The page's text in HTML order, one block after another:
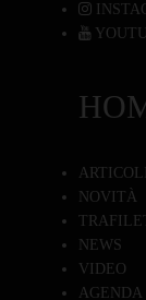
ARTICOLI
NOVITÀ
NEWS
VIDEO